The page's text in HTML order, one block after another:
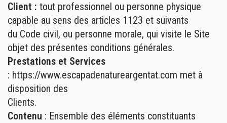
Client : tout professionnel ou personne physique
capable au sens des articles 1123 et suivants
du Code civil, ou personne morale, qui visite le Site
objet des présentes conditions générales.
Prestations et Services
: https://www.escapadenatureargentat.com met à
disposition des
Clients.
Contenu : Ensemble des éléments constituants